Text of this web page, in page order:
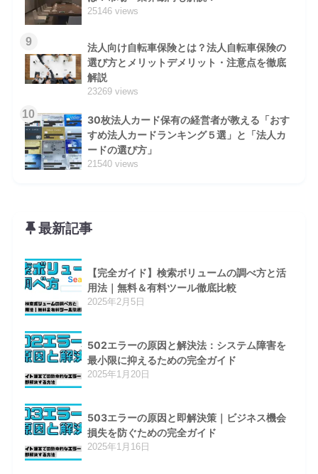
25146 views
9
法人向け自転車保険とは？法人自転車保険の
選び方とメリットデメリット・注意点を徹底
解説
23269 views
10
30枚法人カード保有の経営者が教える「おす
すめ法人カードランキング５選」と「法人カ
ードの選び方」
21540 views
最新記事
【完全ガイド】検索ボリュームの調べ方と活
用法｜無料＆有料ツール徹底比較
2025年2月5日
502エラーの原因と解決法：システム障害を
最小限に抑えるための完全ガイド
2025年1月20日
503エラーの原因と即解決策｜ビジネス機会
損失を防ぐための完全ガイド
2025年1月16日